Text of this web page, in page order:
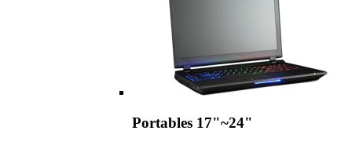
Portables 17"~24"